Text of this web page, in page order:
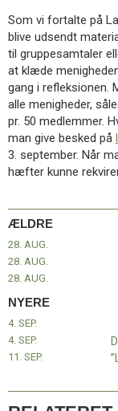
4.0:
Inspiration
5.0:
Værktøjskassen
6.0:
Mission
7.0:
Om
BaptistKirken
8.0:
Kontakt
9.0:
Forside
10.0:
Nyheder
11.0:
Kalender
12.0:
Inspiration
14.0:
Mission
15.0:
Om
BaptistKirken
16.0:
Kontakt
Næste
indlæg:
Når
kirken
løfterForrige
Genstart2025
Som vi fortalte på
blive udsendt
til gruppesamtaler
at klæde
gang i refleksionen.
alle menigheder,
pr. 50 medlemmer.
man give besked på
3. september. Når
hæfter kunne
ÆLDRE
28. AUG.
28. AUG.
28. AUG.
NYERE
4. SEP.
4. SEP.
11. SEP.